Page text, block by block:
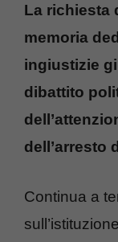
La richiesta
memoria
ingiustizie
dibattito
dell’arresto
Continua a